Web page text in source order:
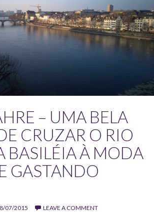
– UMA BELA
CRUZAR O RIO
BASILÉIA À MODA
GASTANDO
07/2015 LEAVE A COMMENT